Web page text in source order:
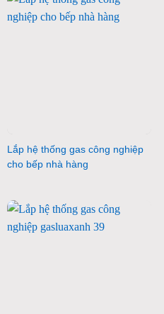
Lắp hệ thống gas công nghiệp
cho bếp nhà hàng